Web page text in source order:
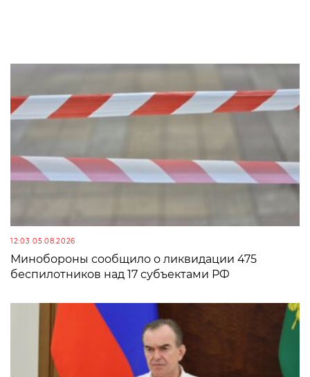
12:03 05.08.2026
Минобороны сообщило о ликвидации 475
беспилотников над 17 субъектами РФ